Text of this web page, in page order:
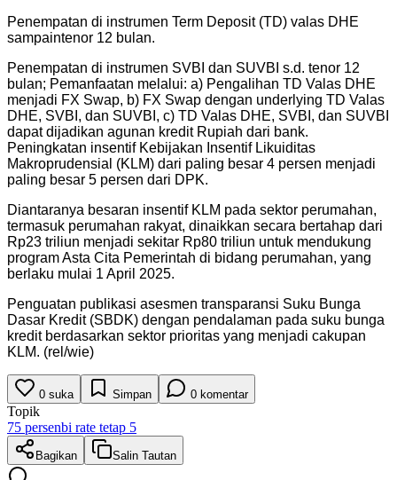
​Penempatan di instrumen Term Deposit (TD) valas DHE
sampaintenor 12 bulan.
Penempatan di instrumen SVBI dan SUVBI s.d. tenor 12
bulan; Pemanfaatan melalui: a) Pengalihan TD Valas DHE
menjadi FX Swap, b) FX Swap dengan underlying TD Valas
DHE, SVBI, dan SUVBI, c) TD Valas DHE, SVBI, dan SUVBI
dapat dijadikan agunan kredit Rupiah dari bank.
Peningkatan insentif Kebijakan Insentif Likuiditas
Makroprudensial (KLM) dari paling besar 4 persen menjadi
paling besar 5 persen dari DPK.
Diantaranya besaran insentif KLM pada sektor perumahan,
termasuk perumahan rakyat, dinaikkan secara bertahap dari
Rp23 triliun menjadi sekitar Rp80 triliun untuk mendukung
program Asta Cita Pemerintah di bidang perumahan, yang
berlaku mulai 1 April 2025.
Penguatan publikasi asesmen transparansi Suku Bunga
Dasar Kredit (SBDK) dengan pendalaman pada suku bunga
kredit berdasarkan sektor prioritas yang menjadi cakupan
KLM. (rel/wie)
0 suka Simpan 0 komentar
Topik
75 persenbi rate tetap 5
Bagikan Salin Tautan